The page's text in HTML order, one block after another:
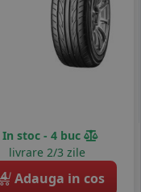
In stoc - 4 buc
livrare 2/3 zile
4 Adauga in cos